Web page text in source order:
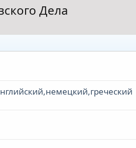
Дела